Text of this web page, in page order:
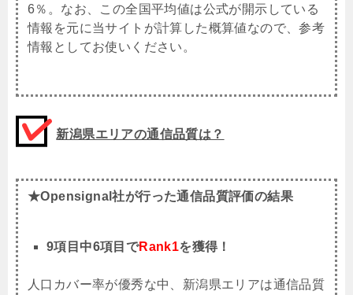
6％。なお、この全国平均値は公式が開示している
情報を元に当サイトが計算した概算値なので、参考
情報としてお使いください。
新潟県エリアの通信品質は？
★Opensignal社が行った通信品質評価の結果
9項目中6項目でRank1を獲得！
人口カバー率が優秀な中、新潟県エリアは通信品質